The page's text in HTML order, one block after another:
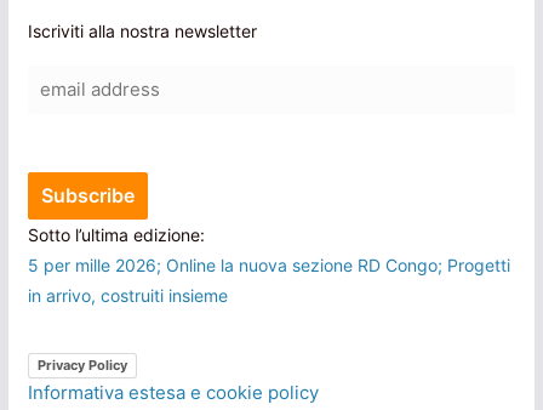
Iscriviti alla nostra newsletter
Sotto l’ultima edizione:
5 per mille 2026; Online la nuova sezione RD Congo; Progetti
in arrivo, costruiti insieme
Privacy Policy
Informativa estesa e cookie policy